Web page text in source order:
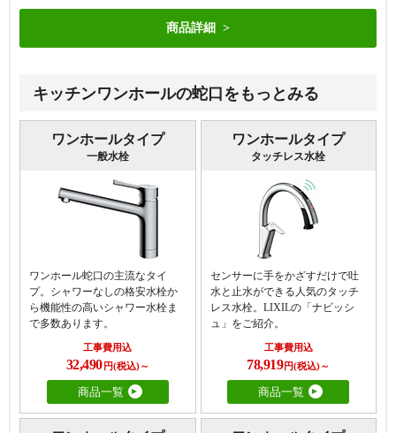
商品詳細
キッチンワンホールの蛇口をもっとみる
ワンホールタイプ
一般水栓
ワンホール蛇口の主流なタイ
プ。シャワーなしの格安水栓か
ら機能性の高いシャワー水栓ま
で多数あります。
工事費用込
32,490円(税込)～
商品一覧
ワンホールタイプ
タッチレス水栓
センサーに手をかざすだけで吐
水と止水ができる人気のタッチ
レス水栓。LIXILの「ナビッシ
ュ」をご紹介。
工事費用込
78,919円(税込)～
商品一覧